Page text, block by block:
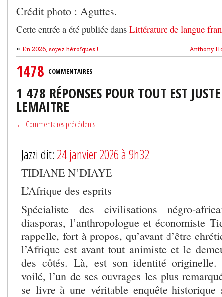
Crédit photo : Aguttes.
Cette entrée a été publiée dans Littérature de langue
Anthony
« En 2026, soyez héroïques !
1478 COMMENTAIRES
1 478 RÉPONSES POUR TOUT EST
LEMAITRE
← Commentaires précédents
Jazzi dit: 24 janvier 2026 à 9h32
TIDIANE N’DIAYE
L’Afrique des esprits
Spécialiste des civilisations négro-
diasporas, l’anthropologue et économiste
rappelle, fort à propos, qu’avant d’être
l’Afrique est avant tout animiste et le
des côtés. Là, est son identité originelle.
voilé, l’un de ses ouvrages les plus
se livre à une véritable enquête